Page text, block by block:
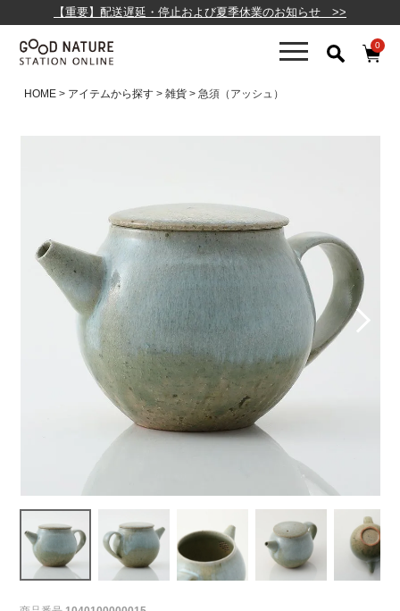
【重要】配送遅延・停止および夏季休業のお知らせ >>
0
HOME アイテムから探す 雑貨 急須（アッシュ）